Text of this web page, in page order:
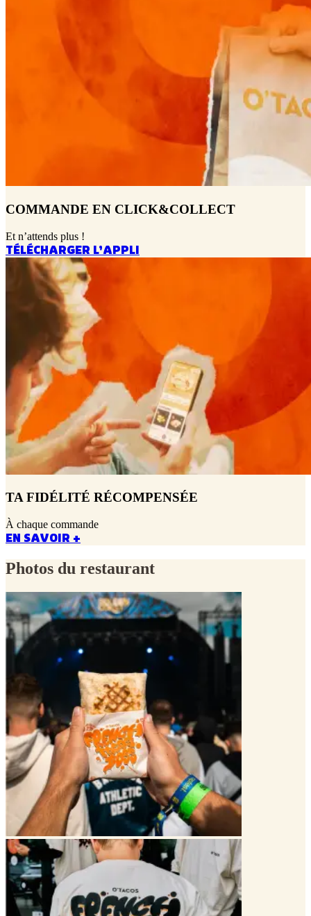
COMMANDE EN CLICK&COLLECT
Et n’attends plus !
TÉLÉCHARGER L’APPLI
TA FIDÉLITÉ RÉCOMPENSÉE
À chaque commande
EN SAVOIR +
Photos du restaurant